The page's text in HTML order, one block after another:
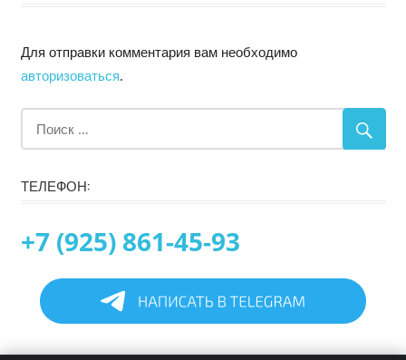
Для отправки комментария вам необходимо
авторизоваться.
ТЕЛЕФОН:
+7 (925) 861-45-93